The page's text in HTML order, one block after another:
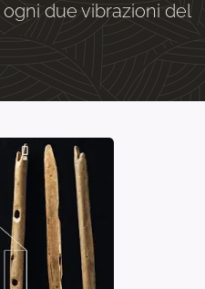
due vibrazioni del